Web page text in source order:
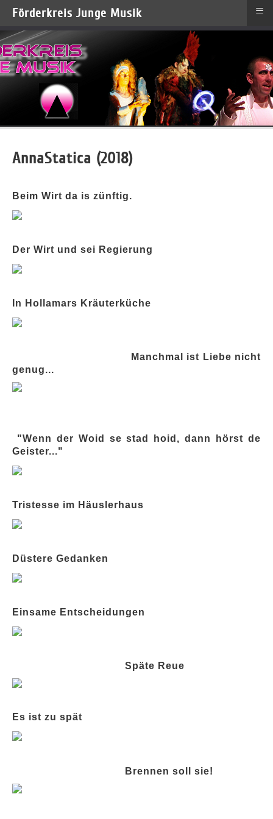
AnnaStatica (2018)
Beim Wirt da is zünftig.
Der Wirt und sei Regierung
In Hollamars Kräuterküche
Manchmal ist Liebe nicht
genug...
"Wenn der Woid se stad hoid, dann hörst de
Geister..."
Tristesse im Häuslerhaus
Düstere Gedanken
Einsame Entscheidungen
Späte Reue
Es ist zu spät
Brennen soll sie!
Förderkreis Junge Musik ≡